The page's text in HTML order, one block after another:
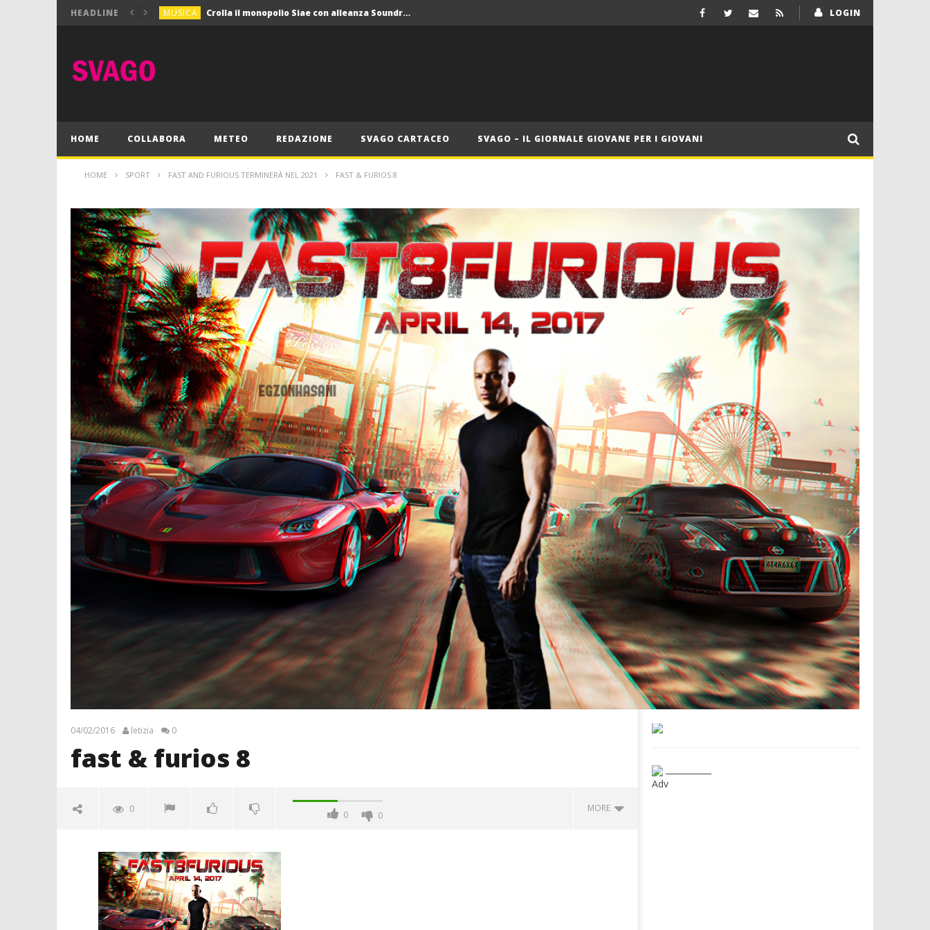
HEADLINE MUSICA Crolla il monopolio Siae con alleanza Soundreef – LEA
MUSICA Crolla il monopolio Siae con alleanza Soundreef – LEA
LOGIN
HOME COLLABORA METEO REDAZIONE SVAGO CARTACEO SVAGO – IL GIORNALE GIOVANE PER I GIOVANI
HOME SPORT FAST AND FURIOUS TERMINERÀ NEL 2021 FAST & FURIOS 8
04/02/2016 letizia 0
fast & furios 8
0
0 0
MORE
04/02/2016
letizia
___________
Adv